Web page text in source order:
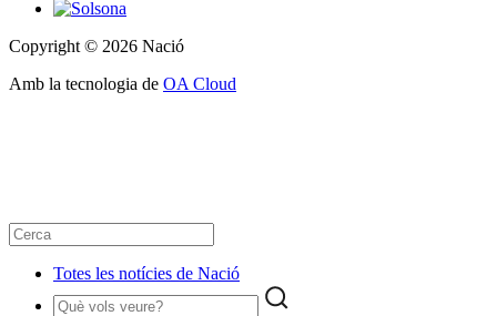
Copyright © 2026 Nació
Amb la tecnologia de OA Cloud
Totes les notícies de Nació